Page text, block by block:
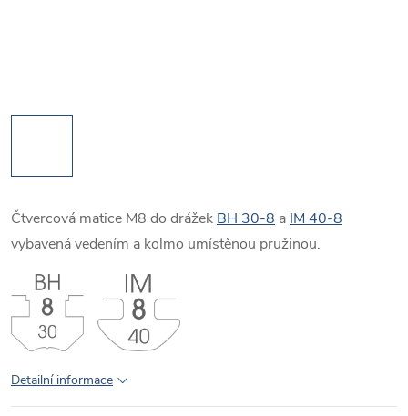
Čtvercová matice M8 do drážek BH 30-8 a IM 40-8
vybavená vedením a kolmo umístěnou pružinou.
Detailní informace